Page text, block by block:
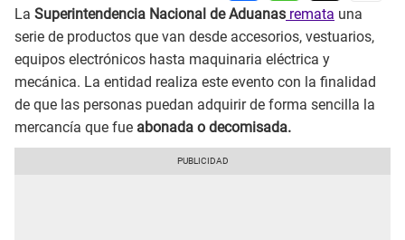
La Superintendencia Nacional de Aduanas remata una
serie de productos que van desde accesorios, vestuarios,
equipos electrónicos hasta maquinaria eléctrica y
mecánica. La entidad realiza este evento con la finalidad
de que las personas puedan adquirir de forma sencilla la
mercancía que fue abonada o decomisada.